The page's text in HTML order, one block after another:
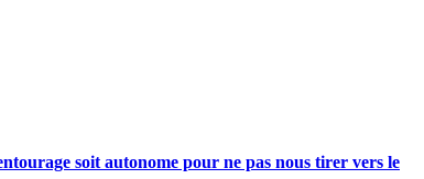
soit autonome pour ne pas nous tirer vers le